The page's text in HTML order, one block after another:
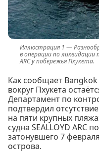
в операции по ликвидации
ARC у побережья Пхукета.
Как сообщает
вокруг Пхукета
Департамент по
подтвердил
на пяти крупных
судна SEALLOYD ARC
затонувшего 7
острова.